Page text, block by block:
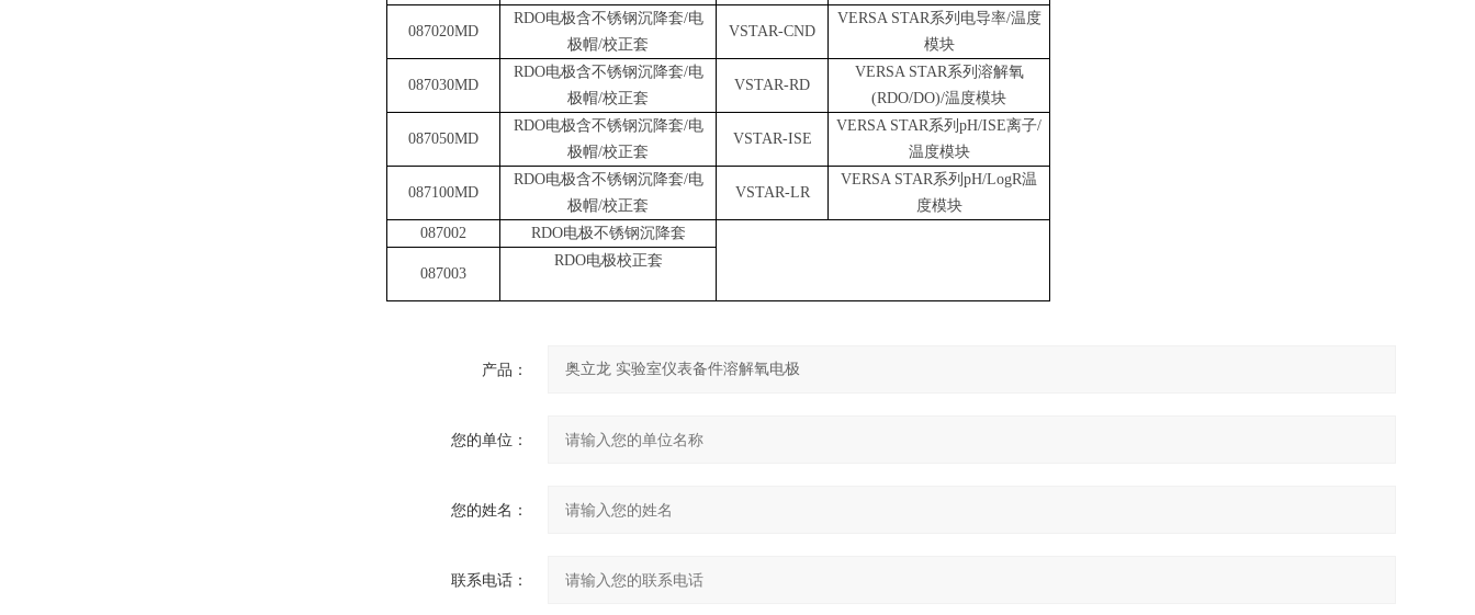
087020MD
RDO电极含不锈钢沉降套/电
极帽/校正套
VSTAR-CND
VERSA STAR系列电导率/温度
模块
087030MD
RDO电极含不锈钢沉降套/电
极帽/校正套
VSTAR-RD
VERSA STAR系列溶解氧
(RDO/DO)/温度模块
087050MD
RDO电极含不锈钢沉降套/电
极帽/校正套
VSTAR-ISE
VERSA STAR系列pH/ISE离子/
温度模块
087100MD
RDO电极含不锈钢沉降套/电
极帽/校正套
VSTAR-LR
VERSA STAR系列pH/LogR温
度模块
087002
RDO电极不锈钢沉降套
087003
RDO电极校正套
产品：
您的单位：
您的姓名：
联系电话：